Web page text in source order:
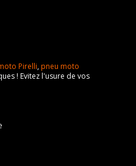
Pirelli,pneu moto
! Evitez l'usure de vos